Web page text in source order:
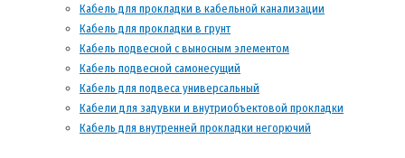
Кабель для прокладки в кабельной канализации
Кабель для прокладки в грунт
Кабель подвесной с выносным элементом
Кабель подвесной самонесущий
Кабель для подвеса универсальный
Кабели для задувки и внутриобъектовой прокладки
Кабель для внутренней прокладки негорючий